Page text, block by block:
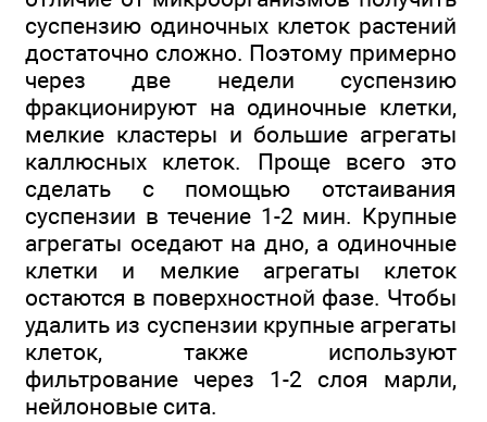
суспензию одиночных клеток растений
достаточно сложно. Поэтому примерно
через две недели суспензию
фракционируют на одиночные клетки,
мелкие кластеры и большие агрегаты
каллюсных клеток. Проще всего это
сделать с помощью отстаивания
суспензии в течение 1-2 мин. Крупные
агрегаты оседают на дно, а одиночные
клетки и мелкие агрегаты клеток
остаются в поверхностной фазе. Чтобы
удалить из суспензии крупные агрегаты
клеток, также используют
фильтрование через 1-2 слоя марли,
нейлоновые сита.